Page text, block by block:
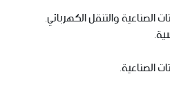
والتنقل الكهربائي.
الصناعية.